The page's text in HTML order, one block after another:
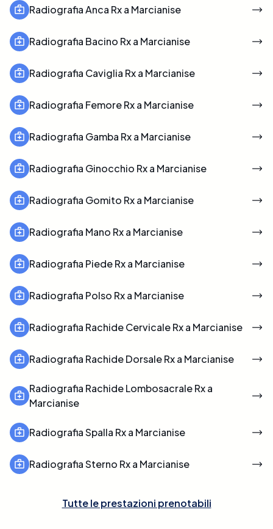
Radiografia Anca Rx a Marcianise
Radiografia Bacino Rx a Marcianise
Radiografia Caviglia Rx a Marcianise
Radiografia Femore Rx a Marcianise
Radiografia Gamba Rx a Marcianise
Radiografia Ginocchio Rx a Marcianise
Radiografia Gomito Rx a Marcianise
Radiografia Mano Rx a Marcianise
Radiografia Piede Rx a Marcianise
Radiografia Polso Rx a Marcianise
Radiografia Rachide Cervicale Rx a Marcianise
Radiografia Rachide Dorsale Rx a Marcianise
Radiografia Rachide Lombosacrale Rx a
Marcianise
Radiografia Spalla Rx a Marcianise
Radiografia Sterno Rx a Marcianise
Tutte le prestazioni prenotabili